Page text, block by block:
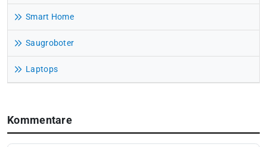
Smart Home
Saugroboter
Laptops
Kommentare